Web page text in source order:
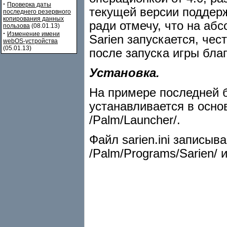
· Проверка даты
последнего резервного
копирования данных
пользова (08.01.13)
· Изменение имени
webOS-устройства
(05.01.13)
текущей версии
ради отмечу, что на
Sarien запускается,
после запуска игры
Установка.
На примере последней
устанавливается в
/Palm/Launcher/.
Файл sarien.ini
/Palm/Programs/Sarien/